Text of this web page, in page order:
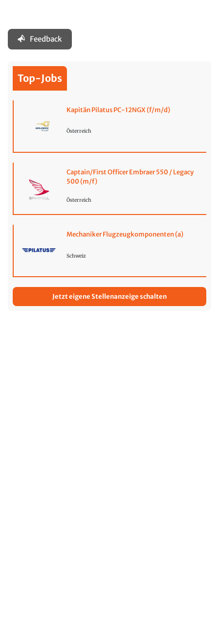
Feedback
Top-Jobs
Kapitän Pilatus PC-12NGX (f/m/d)
Österreich
Captain/First Officer Embraer 550 / Legacy
500 (m/f)
Österreich
Mechaniker Flugzeugkomponenten (a)
Schweiz
Jetzt eigene Stellenanzeige schalten